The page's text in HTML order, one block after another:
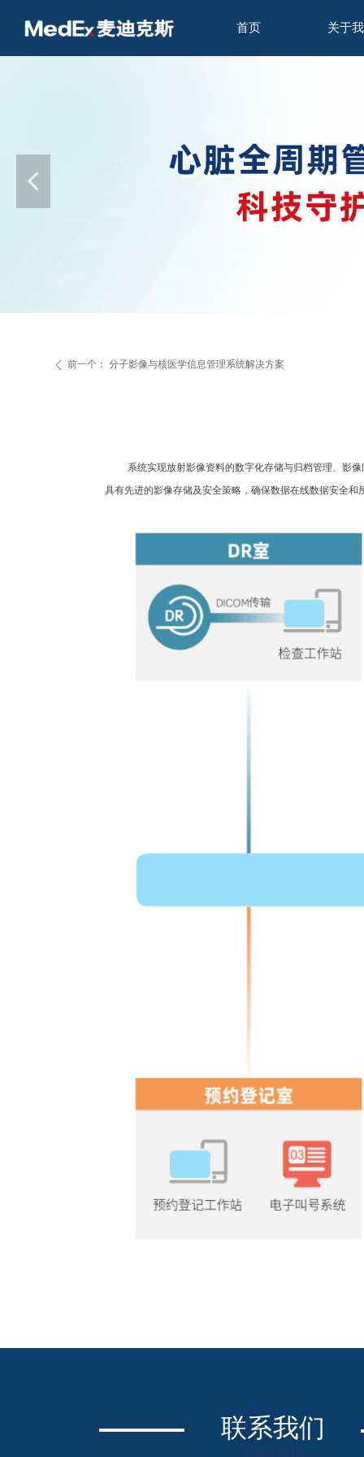
首页 关于
系统实现放射影像资料的数字化存储与归档管理、影
具有先进的影像存储及安全策略，确保数据在线数据安全和
ꄴ 前一个： 分子影像与核医学信息管理系统解决方案
넳
联系我们